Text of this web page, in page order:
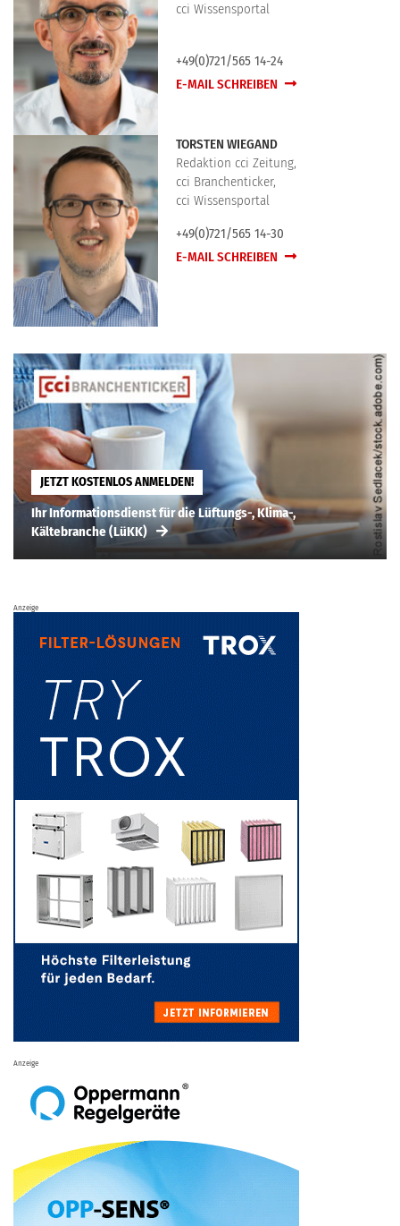
cci Wissensportal
+49(0)721/565 14-24
E-MAIL SCHREIBEN
TORSTEN WIEGAND
Redaktion cci Zeitung,
cci Branchenticker,
cci Wissensportal
+49(0)721/565 14-30
E-MAIL SCHREIBEN
JETZT KOSTENLOS ANMELDEN!
Ihr Informationsdienst für die Lüftungs-, Klima-,
Kältebranche (LüKK)
Anzeige
Anzeige